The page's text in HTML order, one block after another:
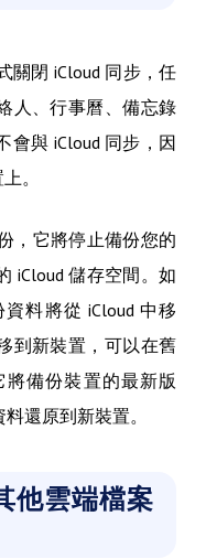
關閉 iCloud 同步，任
人、行事曆、備忘錄
會與 iCloud 同步，因
。
，它將停止備份您的
iCloud 儲存空間。如
料將從 iCloud 中移
到新裝置，可以在舊
將備份裝置的最新版
還原到新裝置。
他雲端檔案